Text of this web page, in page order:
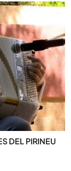
DEL PIRINEU